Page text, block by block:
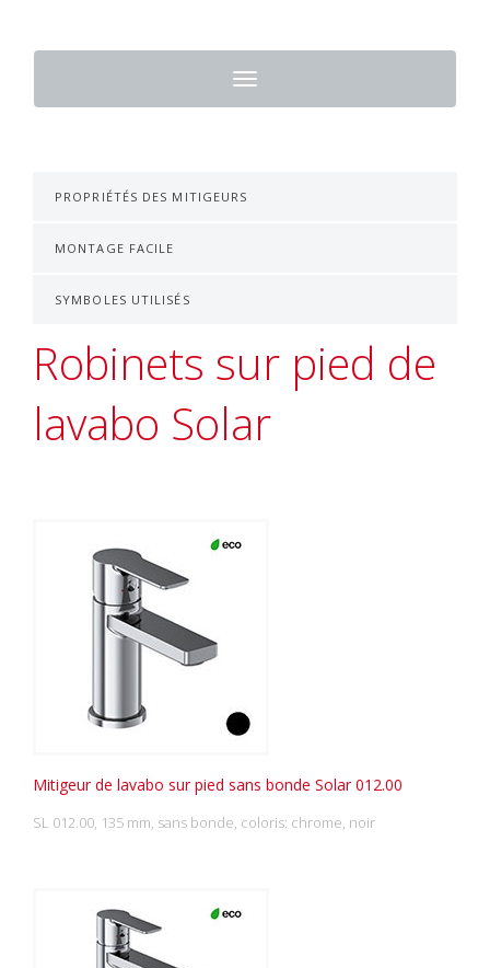
Toggle
navigation
PROPRIÉTÉS DES MITIGEURS
MONTAGE FACILE
SYMBOLES UTILISÉS
Robinets sur pied de
lavabo Solar
Mitigeur de lavabo sur pied sans bonde Solar 012.00
SL 012.00, 135 mm, sans bonde, coloris: chrome, noir